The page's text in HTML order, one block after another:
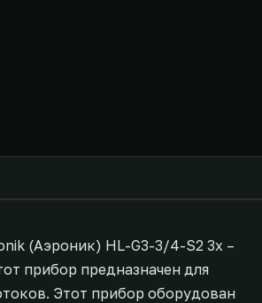
(Аэроник) HL-G3-3/4-S2 3х –
прибор предназначен для
Этот прибор оборудован